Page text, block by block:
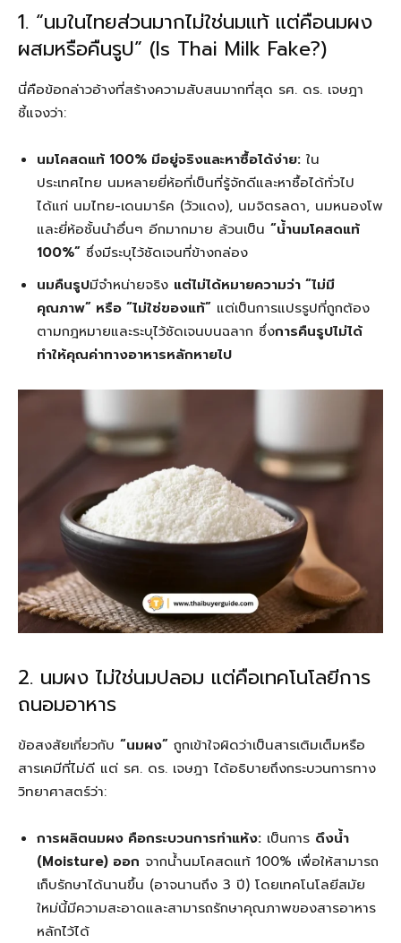
1. “นมในไทยส่วนมากไม่ใช่นมแท้ แต่คือนมผง
ผสมหรือคืนรูป” (Is Thai Milk Fake?)
นี่คือข้อกล่าวอ้างที่สร้างความสับสนมากที่สุด รศ. ดร. เจษฎา
ชี้แจงว่า:
นมโคสดแท้ 100% มีอยู่จริงและหาซื้อได้ง่าย: ใน
ประเทศไทย นมหลายยี่ห้อที่เป็นที่รู้จักดีและหาซื้อได้ทั่วไป
ได้แก่ นมไทย-เดนมาร์ค (วัวแดง), นมจิตรลดา, นมหนองโพ
และยี่ห้อชั้นนำอื่นๆ อีกมากมาย ล้วนเป็น “น้ำนมโคสดแท้
100%” ซึ่งมีระบุไว้ชัดเจนที่ข้างกล่อง
นมคืนรูปมีจำหน่ายจริง แต่ไม่ได้หมายความว่า “ไม่มี
คุณภาพ” หรือ “ไม่ใช่ของแท้” แต่เป็นการแปรรูปที่ถูกต้อง
ตามกฎหมายและระบุไว้ชัดเจนบนฉลาก ซึ่งการคืนรูปไม่ได้
ทำให้คุณค่าทางอาหารหลักหายไป
2. นมผง ไม่ใช่นมปลอม แต่คือเทคโนโลยีการ
ถนอมอาหาร
ข้อสงสัยเกี่ยวกับ “นมผง” ถูกเข้าใจผิดว่าเป็นสารเติมเต็มหรือ
สารเคมีที่ไม่ดี แต่ รศ. ดร. เจษฎา ได้อธิบายถึงกระบวนการทาง
วิทยาศาสตร์ว่า:
การผลิตนมผง คือกระบวนการทำแห้ง: เป็นการ ดึงน้ำ
(Moisture) ออก จากน้ำนมโคสดแท้ 100% เพื่อให้สามารถ
เก็บรักษาได้นานขึ้น (อาจนานถึง 3 ปี) โดยเทคโนโลยีสมัย
ใหม่นี้มีความสะอาดและสามารถรักษาคุณภาพของสารอาหาร
หลักไว้ได้